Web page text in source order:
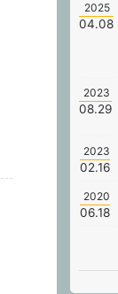
2025
04.08
2023
08.29
2023
02.16
2020
06.18